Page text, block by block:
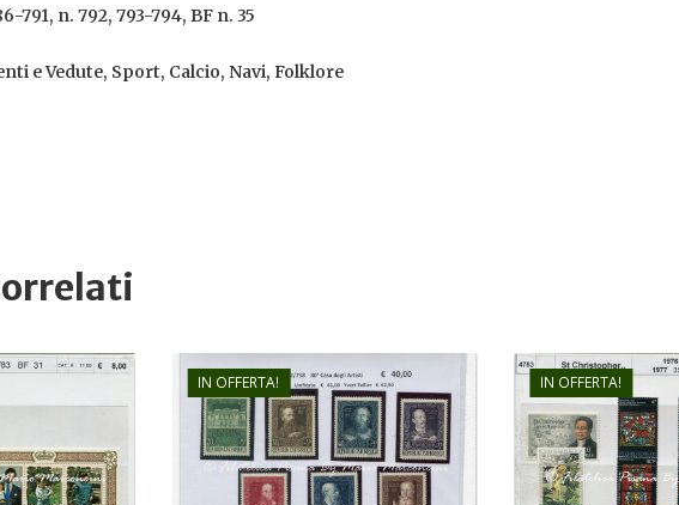
791, n. 792, 793-794, BF n. 35
e Vedute, Sport, Calcio, Navi, Folklore
IN OFFERTA!
€40,00
€28,00
IN OFFERTA! €
€